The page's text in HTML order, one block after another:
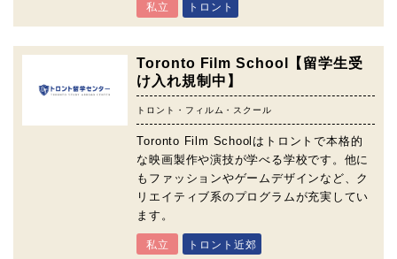
私立 トロント
Toronto Film School【留学生受
け入れ規制中】
トロント・フィルム・スクール
Toronto Film Schoolはトロントで本格的
な映画製作や演技が学べる学校です。他に
もファッションやゲームデザインなど、ク
リエイティブ系のプログラムが充実してい
ます。
私立 トロント近郊